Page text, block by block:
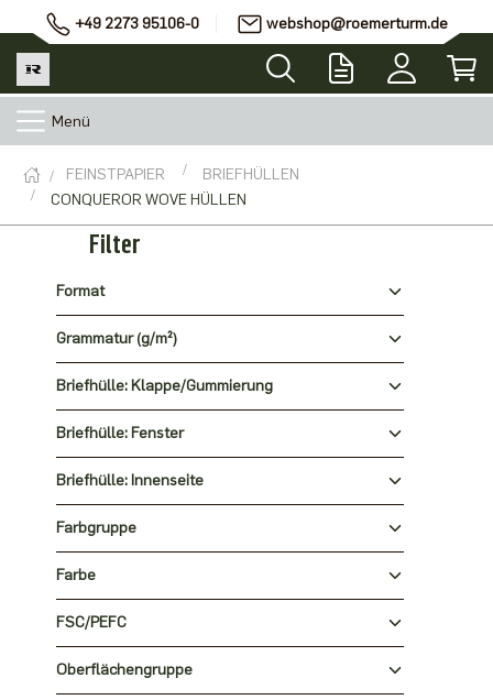
+49 2273 95106-0 webshop@roemerturm.de
Menü
FEINSTPAPIER
BRIEFHÜLLEN
CONQUEROR WOVE HÜLLEN
Filter
Format
Grammatur (g/m²)
Briefhülle: Klappe/Gummierung
Briefhülle: Fenster
Briefhülle: Innenseite
Farbgruppe
Farbe
FSC/PEFC
Oberflächengruppe